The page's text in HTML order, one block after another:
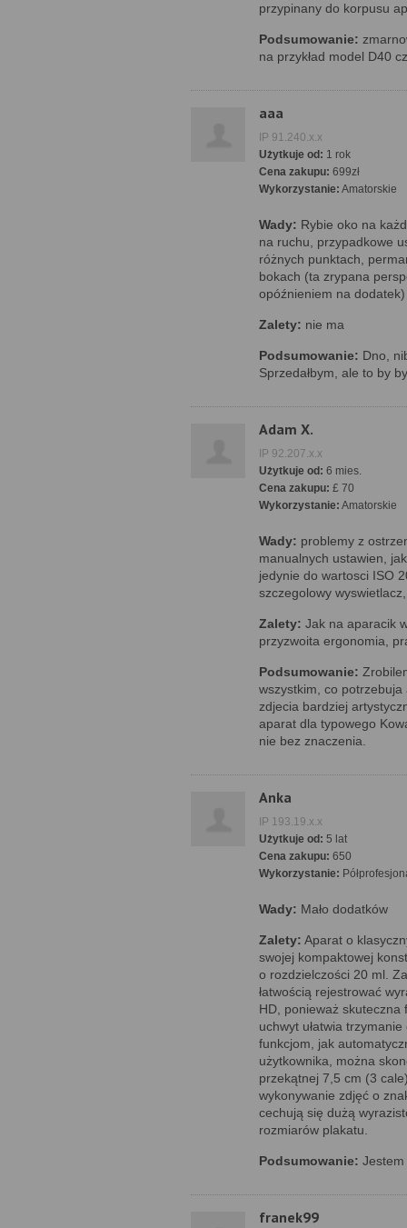
przypinany do korpusu
Podsumowanie:
na przykład model D40
aaa
IP 91.240.x.x
Użytkuje od: 1 rok
Cena zakupu: 699zł
Wykorzystanie: Amatorskie
Wady: Rybie oko na
na ruchu, przypadkowe
różnych punktach,
bokach (ta zrypana
opóźnieniem na dodatek)
Zalety: nie ma
Podsumowanie: Dno,
Sprzedałbym, ale to by
Adam X.
IP 92.207.x.x
Użytkuje od: 6 mies.
Cena zakupu: £ 70
Wykorzystanie: Amatorskie
Wady: problemy z
manualnych ustawien,
jedynie do wartosci ISO
szczegolowy
Zalety: Jak na aparacik
przyzwoita ergonomia,
Podsumowanie:
wszystkim, co
zdjecia bardziej
aparat dla typowego
nie bez znaczenia.
Anka
IP 193.19.x.x
Użytkuje od: 5 lat
Cena zakupu: 650
Wykorzystanie:
Wady: Mało dodatków
Zalety: Aparat o
swojej kompaktowej
o rozdzielczości 20 ml.
łatwością rejestrować
HD, ponieważ
uchwyt ułatwia
funkcjom, jak
użytkownika, można
przekątnej 7,5 cm (3
wykonywanie zdjęć o
cechują się dużą
rozmiarów plakatu.
Podsumowanie:
franek99